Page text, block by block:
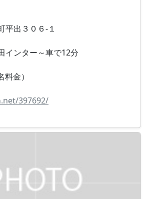
平出３０６‐１
インター～車で12分
金）
397692/